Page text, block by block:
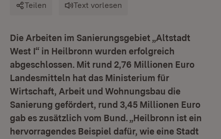
Teilen Text vorlesen
Die Arbeiten im Sanierungsgebiet „Altstadt
West I“ in Heilbronn wurden erfolgreich
abgeschlossen. Mit rund 2,76 Millionen Euro
Landesmitteln hat das Ministerium für
Wirtschaft, Arbeit und Wohnungsbau die
Sanierung gefördert, rund 3,45 Millionen Euro
gab es zusätzlich vom Bund. „Heilbronn ist ein
hervorragendes Beispiel dafür, wie eine Stadt